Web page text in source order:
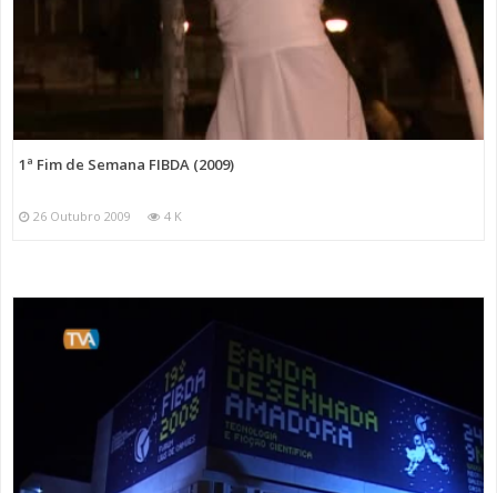
1ª Fim de Semana FIBDA (2009)
26 Outubro 2009 4 K